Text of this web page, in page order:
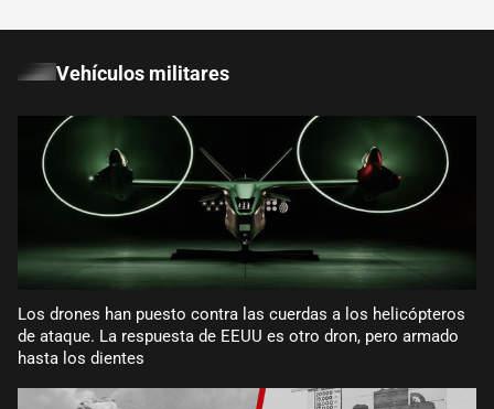
Vehículos militares
Los drones han puesto contra las cuerdas a los helicópteros
de ataque. La respuesta de EEUU es otro dron, pero armado
hasta los dientes